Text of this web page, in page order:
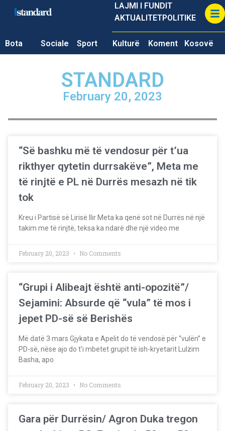
LAJMI I FUNDIT
AKTUALITETPOLITIKE
Bota Sociale Sport Kulturë Koment Kosovë
STANDARD
February 20, 2023
“Së bashku më të vendosur për t’ua
rikthyer qytetin durrsakëve”, Meta me
të rinjtë e PL në Durrës mesazh në tik
tok
Kreu i Partisë së Lirisë Ilir Meta ka qenë sot në Durrës në një
takim me të rinjtë, teksa ka ndarë dhe një video me
February 20, 2023 No Comments
“Grupi i Alibeajt është anti-opozitë”/
Sejamini: Absurde që “vula” të mos i
jepet PD-së së Berishës
Më datë 3 mars Gjykata e Apelit do të vendosë për “vulën” e
PD-së, nëse ajo do t’i mbetet grupit të ish-kryetarit Lulzim
Basha, apo
February 20, 2023 No Comments
Gara për Durrësin/ Agron Duka tregon